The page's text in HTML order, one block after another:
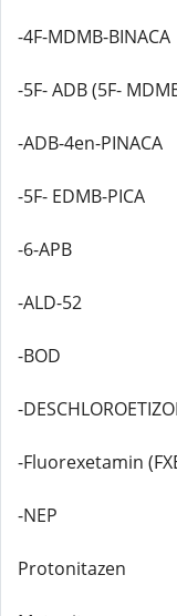
-4F-MDMB-BINACA
-5F- ADB (5F-
-ADB-4en-PINACA
-5F- EDMB-PICA
-6-APB
-ALD-52
-BOD
-
-Fluorexetamin
-NEP
Protonitazen